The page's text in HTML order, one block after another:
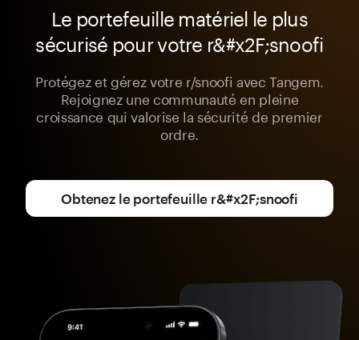
Le portefeuille matériel le plus
sécurisé pour votre r&#x2F;snoofi
Protégez et gérez votre r/snoofi avec Tangem.
Rejoignez une communauté en pleine
croissance qui valorise la sécurité de premier
ordre.
Obtenez le portefeuille r&#x2F;snoofi